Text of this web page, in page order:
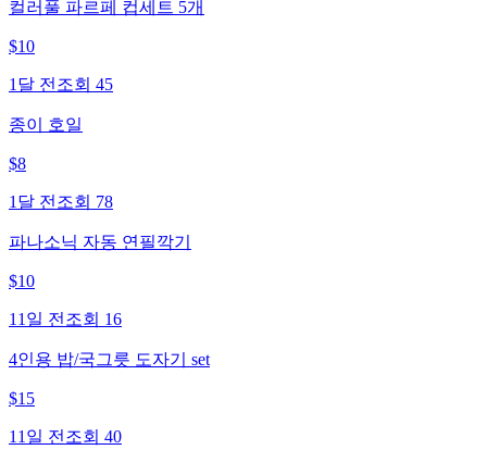
컬러풀 파르페 컵세트 5개
$10
1달 전 조회 45
종이 호일
$8
1달 전 조회 78
파나소닉 자동 연필깍기
$10
11일 전 조회 16
4인용 밥/국그릇 도자기 set
$15
11일 전 조회 40